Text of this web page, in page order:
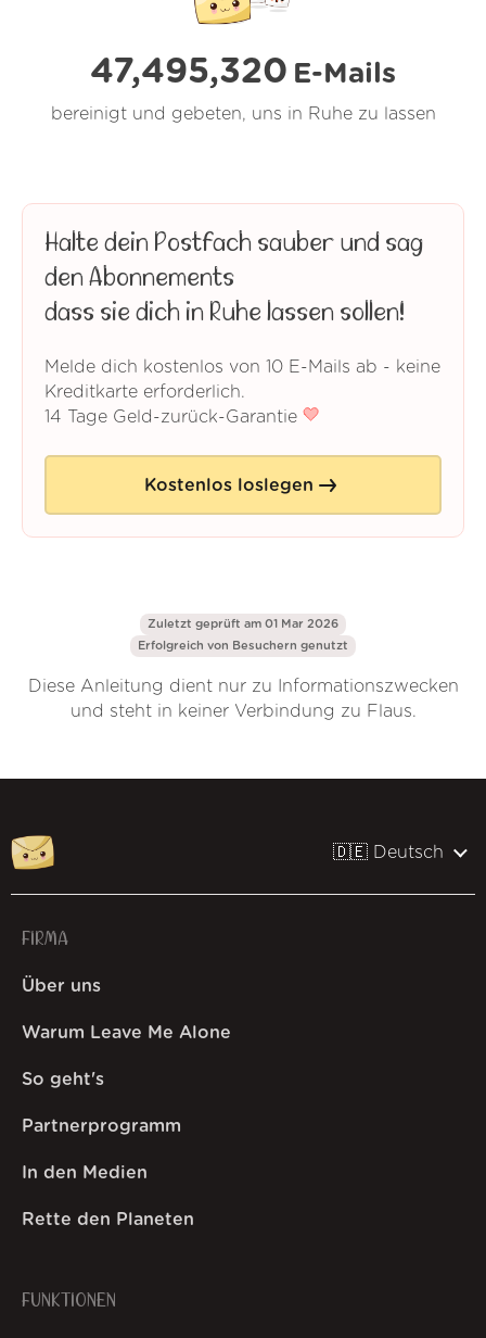
47,495,320 E-Mails
bereinigt und gebeten, uns in Ruhe zu lassen
Halte dein Postfach sauber und sag
den Abonnements
dass sie dich in Ruhe lassen sollen!
Melde dich kostenlos von 10 E-Mails ab - keine
Kreditkarte erforderlich.
14 Tage Geld-zurück-Garantie
Kostenlos loslegen
Zuletzt geprüft am 01 Mar 2026
Erfolgreich von Besuchern genutzt
Diese Anleitung dient nur zu Informationszwecken
und steht in keiner Verbindung zu Flaus.
🇩🇪 Deutsch
FIRMA
Über uns
Warum Leave Me Alone
So geht's
Partnerprogramm
In den Medien
Rette den Planeten
FUNKTIONEN